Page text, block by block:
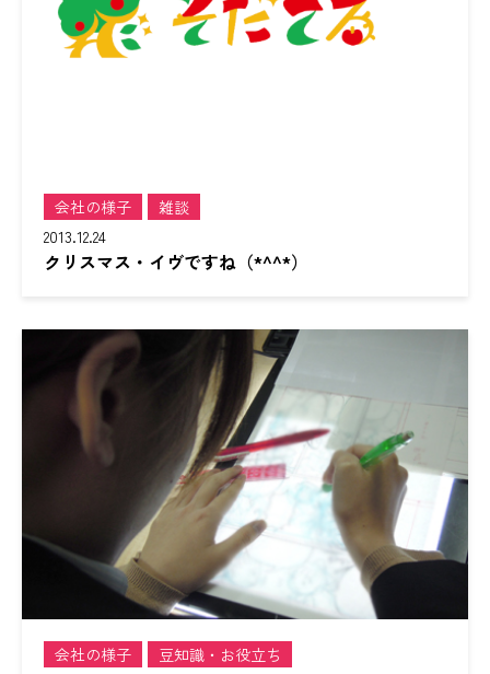
会社の様子
雑談
2013.12.24
クリスマス・イヴですね（*^^*）
会社の様子
豆知識・お役立ち